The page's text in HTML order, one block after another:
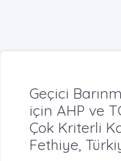
Geçici
için AHP ve
Çok Kriterli
Fethiye,